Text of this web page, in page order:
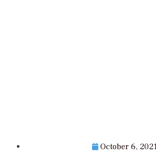
October 6,